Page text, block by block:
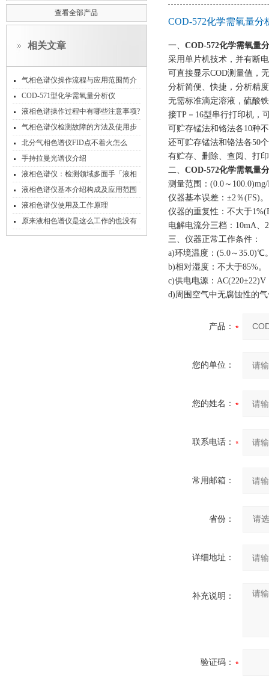
查看全部产品
相关文章
气相色谱仪操作流程与应用范围简介
COD-571型化学需氧量分析仪
液相色谱操作过程中有哪些注意事项?
气相色谱仪检测故障的方法及使用步
骤
北分气相色谱仪FID点不着火怎么
办？
手持拉曼光谱仪介绍
液相色谱仪：检测领域多面手「液相
色谱仪知识汇总专题」
液相色谱仪基本介绍构成及应用范围
液相色谱仪使用及工作原理
原来液相色谱仪是这么工作的也没有
想象中那么复杂!
COD-572化学需氧量分
一、 COD-572化学需氧量
采用单片机技术，并有断
可直接显示COD测量值，
分析简便、快捷，分析精
无需标准滴定溶液，硫酸
接TP－16型串行打印机，
可贮存锰法和铬法各10种
还可贮存锰法和铬法各50
有贮存、删除、查阅、打
二、 COD-572化学需氧量
测量范围：(0.0～
仪器基本误差：±2％(FS)
仪器的重复性：不大于
电解电流分三档：10mA、
三、仪器正常工作条件：
a)环境温度：(5.0～35.0)℃
b)相对湿度：不大于85%。
c)供电电源：
d)周围空气中无腐蚀性的
产品：
您的单位：
您的姓名：
联系电话：
常用邮箱：
省份：
详细地址：
补充说明：
验证码：